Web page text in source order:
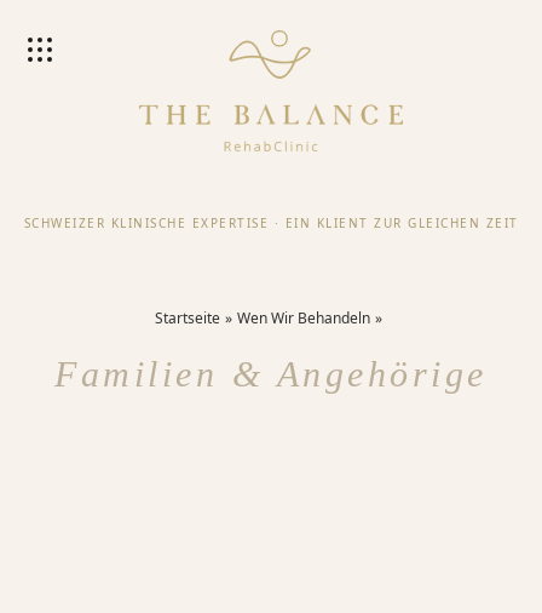
SCHWEIZER KLINISCHE EXPERTISE · EIN KLIENT ZUR GLEICHEN ZEIT
Startseite Wen Wir Behandeln
Familien & Angehörige